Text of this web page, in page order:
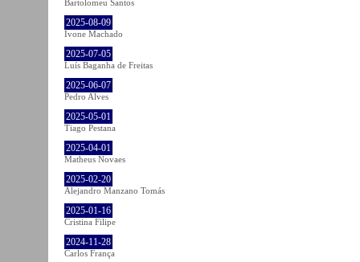
Bartolomeu Santos
2025-08-09
Ivone Machado
2025-07-05
Luís Baganha de Freitas
2025-06-07
Pedro Alves
2025-05-01
Tiago Pestana
2025-04-01
Matheus Novaes
2025-02-20
Alejandro Manzano Tomás
2025-01-16
Cristina Filipe
2024-11-28
Carlos França